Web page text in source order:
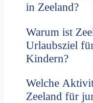
in Zeeland?
Warum ist
Urlaubsziel
Kindern?
Welche
Zeeland für